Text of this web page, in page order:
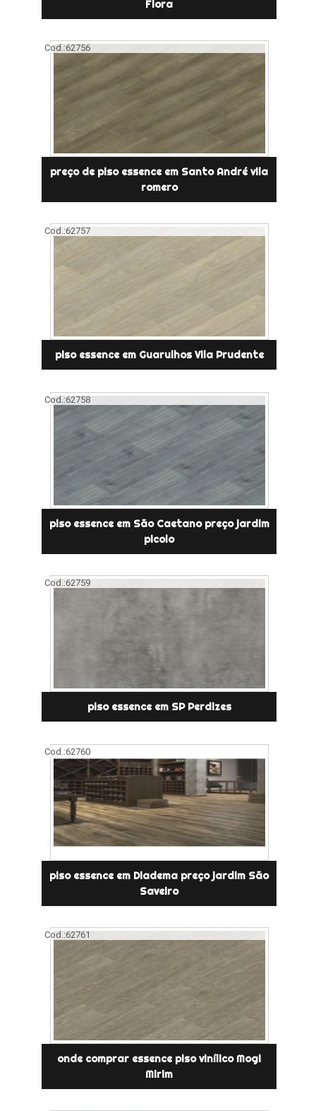
Flora
Cod.:62756
preço de piso essence em Santo André vila
romero
Cod.:62757
piso essence em Guarulhos Vila Prudente
Cod.:62758
piso essence em São Caetano preço jardim
picolo
Cod.:62759
piso essence em SP Perdizes
Cod.:62760
piso essence em Diadema preço jardim São
Saveiro
Cod.:62761
onde comprar essence piso vinílico Mogi
Mirim